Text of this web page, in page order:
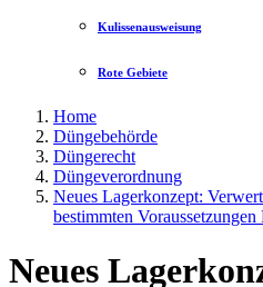
Kulissenausweisung
Rote Gebiete
Home
Düngebehörde
Düngerecht
Düngeverordnung
Neues Lagerkonzept:
bestimmten Voraussetzungen
Neues